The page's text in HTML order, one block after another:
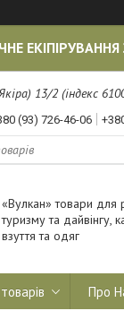
13/2 (індекс
(93) 726-46-06
«Вулкан» товари для
туризму та дайвінгу,
взуття та одяг
Про